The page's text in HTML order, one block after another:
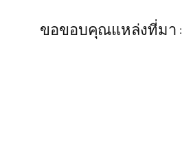
ขอขอบคุณแหล่งที่มา :